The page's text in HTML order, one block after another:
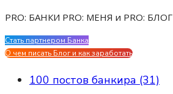
PRO: БАНКИ PRO: МЕНЯ и PRO: БЛОГ
Стать партнером Банка
О чем писать Блог и как заработать
100 постов банкира (31)